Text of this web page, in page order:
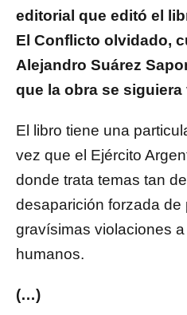
editorial que editó el
El Conflicto olvidado,
Alejandro Suárez
que la obra se siguiera
El libro tiene una
vez que el Ejército
donde trata temas tan
desaparición forzada de
gravísimas violaciones
humanos.
(…)